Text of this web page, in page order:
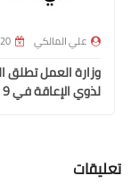
علي المالكي 20 يوليو 2026
وزارة العمل تطلق
لذوي الإعاقة في 9 محافظات
تعليقات